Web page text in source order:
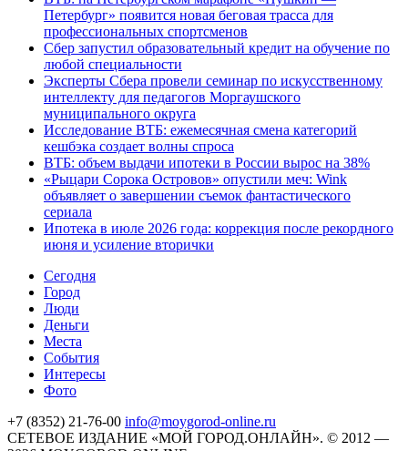
Петербург» появится новая беговая трасса для
профессиональных спортсменов
Сбер запустил образовательный кредит на обучение по
любой специальности
Эксперты Сбера провели семинар по искусственному
интеллекту для педагогов Моргаушского
муниципального округа
Исследование ВТБ: ежемесячная смена категорий
кешбэка создает волны спроса
ВТБ: объем выдачи ипотеки в России вырос на 38%
«Рыцари Сорока Островов» опустили меч: Wink
объявляет о завершении съемок фантастического
сериала
Ипотека в июле 2026 года: коррекция после рекордного
июня и усиление вторички
Cегодня
Город
Люди
Деньги
Места
События
Интересы
Фото
+7 (8352) 21-76-00 info@moygorod-online.ru
СЕТЕВОЕ ИЗДАНИЕ «МОЙ ГОРОД.ОНЛАЙН». © 2012 —